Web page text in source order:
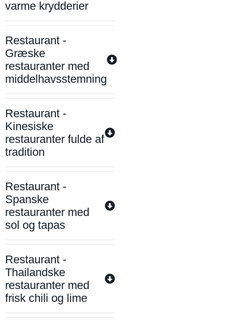
varme krydderier
Restaurant -
Græske
restauranter med
middelhavsstemning
Restaurant -
Kinesiske
restauranter fulde af
tradition
Restaurant -
Spanske
restauranter med
sol og tapas
Restaurant -
Thailandske
restauranter med
frisk chili og lime